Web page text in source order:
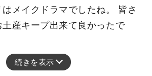
はメイクドラマでしたね。 皆さ
土産キープ出来て良かったで
続きを表示